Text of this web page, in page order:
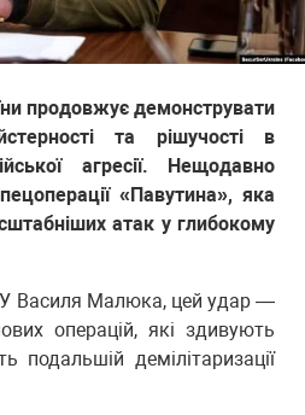
продовжує демонструвати
та рішучості в
агресії. Нещодавно
«Павутина», яка
атак у глибокому
Василя Малюка, цей удар —
операцій, які здивують
подальшій демілітаризації